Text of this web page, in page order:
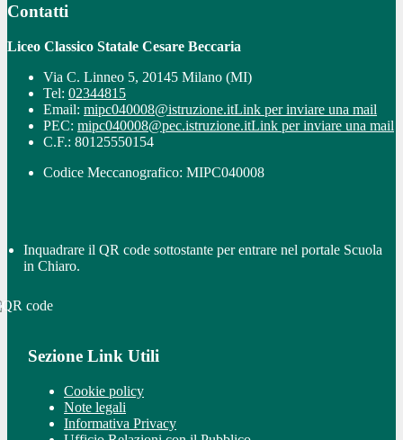
Contatti
Liceo Classico Statale Cesare Beccaria
Via C. Linneo 5, 20145 Milano (MI)
Tel: 02344815
Email: mipc040008@istruzione.itLink per inviare una mail
PEC: mipc040008@pec.istruzione.itLink per inviare una mail
C.F.: 80125550154
Codice Meccanografico: MIPC040008
Inquadrare il QR code sottostante per entrare nel portale Scuola
in Chiaro.
Sezione Link Utili
Cookie policy
Note legali
Informativa Privacy